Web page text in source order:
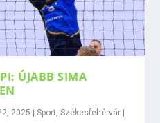
ÚJABB SIMA
2025 |Sport,Székesfehérvár